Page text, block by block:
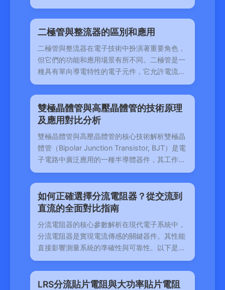
和信號調
二極管與整流器的區別和應用
二極管與整流器在電子技術中扮演著重要角色，
但它們的功能和應用場景有所不同。二極管是一
種具有單向導電特性的電子元件，它允許電流在
一個方向
雙極晶體管與高壓晶體管的技術原理
及應用對比分析
雙極晶體管與高壓晶體管的核心技術解析雙極晶
體管（Bipolar Junction Transistor, BJT）是電
子電路中廣泛應用的一種半導體器件，其工作原
理基于電子和空穴
如何正確選擇分流電阻器？從交流到
直流的全面對比指南
分流電阻器的核心參數解析在現代電子系統中，
分流電阻器是實現電流傳感的關鍵器件。其性能
直接影響測量系統的準確性與可靠性。以下是關
鍵參數說
LRS分流貼片電阻與大功率貼片電阻